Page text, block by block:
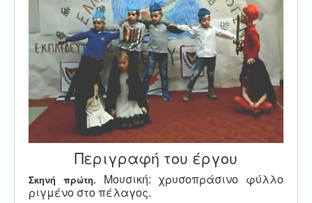
Περιγραφή του έργου
Σκηνή πρώτη. Μουσική: χρυσοπράσινο φύλλο
ριγμένο στο πέλαγος.